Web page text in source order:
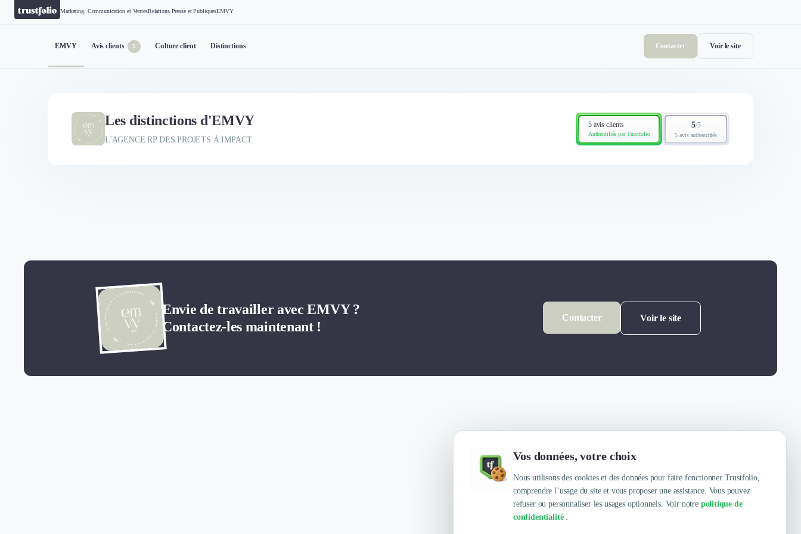
Vos données, votre choix
Nous utilisons des cookies et des données pour faire fonctionner Trustfolio,
comprendre l’usage du site et vous proposer une assistance. Vous pouvez
refuser ou personnaliser les usages optionnels. Voir notre politique de
confidentialité.
Marketing, Communication et VentesRelations Presse et PubliquesEMVY
Contacter Voir le site
EMVY Avis clients 5 Culture client Distinctions
Les distinctions d'EMVY
L'AGENCE RP DES PROJETS À IMPACT
5 avis clients
Authentifiés par Trustfolio
5/5
5 avis authentifiés
Envie de travailler avec EMVY ?
Contactez-les maintenant !
Contacter Voir le site